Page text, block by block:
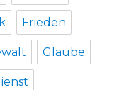
Frieden
Glaube